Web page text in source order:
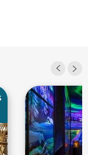
du commun.
pour s’évader en